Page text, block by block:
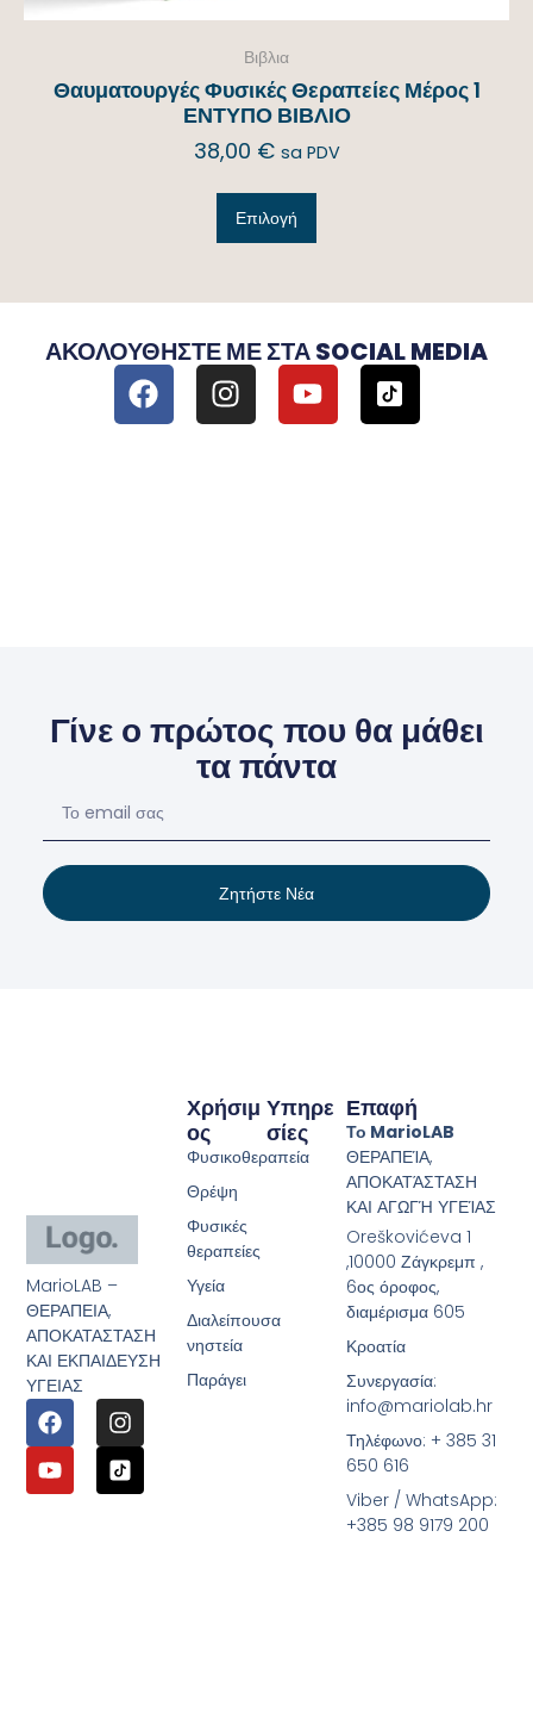
Βιβλια
Θαυματουργές Φυσικές Θεραπείες Μέρος 1
ΕΝΤΥΠΟ ΒΙΒΛΙΟ
38,00 € sa PDV
Επιλογή
ΑΚΟΛΟΥΘΉΣΤΕ ΜΕ ΣΤΑ SOCIAL MEDIA
Γίνε ο πρώτος που θα μάθει
τα πάντα
Ζητήστε Νέα
MarioLAB –
ΘΕΡΑΠΕΙΑ,
ΑΠΟΚΑΤΑΣΤΑΣΗ
ΚΑΙ ΕΚΠΑΙΔΕΥΣΗ
ΥΓΕΙΑΣ
Υπηρε
Σίες
Χρήσιμ
Ος
Φυσικοθεραπεία
Θρέψη
Φυσικές
θεραπείες
Υγεία
Διαλείπουσα
νηστεία
Παράγει
Επαφή
Το MarioLAB
ΘΕΡΑΠΕΊΑ,
ΑΠΟΚΑΤΆΣΤΑΣΗ
ΚΑΙ ΑΓΩΓΉ ΥΓΕΊΑΣ
Oreškovićeva 1
,10000 Ζάγκρεμπ ,
6ος όροφος,
διαμέρισμα 605
Κροατία
Συνεργασία:
info@mariolab.hr
Τηλέφωνο: + 385 31
650 616
Viber / WhatsApp:
+385 98 9179 200